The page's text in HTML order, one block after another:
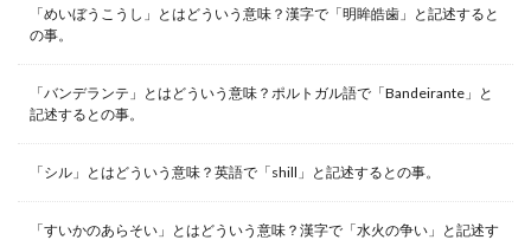
「めいぼうこうし」とはどういう意味？漢字で「明眸皓歯」と記述すると
の事。
「バンデランテ」とはどういう意味？ポルトガル語で「Bandeirante」と
記述するとの事。
「シル」とはどういう意味？英語で「shill」と記述するとの事。
「すいかのあらそい」とはどういう意味？漢字で「水火の争い」と記述す